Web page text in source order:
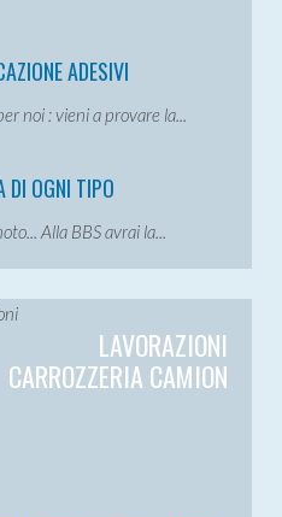
ADESIVI
noi : vieni a provare la...
DI OGNI TIPO
Alla BBS avrai la...
LAVORAZIONI
CARROZZERIA CAMION